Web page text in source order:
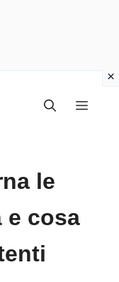
Menu
le
e cosa